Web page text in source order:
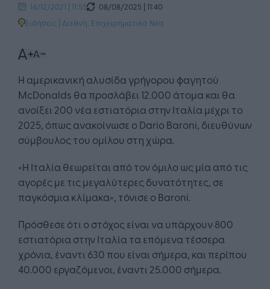
14/12/2021 | 11:55
08/08/2025 | 11:40
Ειδήσεις | Διεθνή Επιχειρηματικά Νέα
Η αμερικανική αλυσίδα γρήγορου φαγητού
McDonalds θα προσλάβει 12.000 άτομα και θα
ανοίξει 200 νέα εστιατόρια στην Ιταλία μέχρι το
2025, όπως ανακοίνωσε ο Dario Baroni, διευθύνων
σύμβουλος του ομίλου στη χώρα.
«Η Ιταλία θεωρείται από τον όμιλο ως μία από τις
αγορές με τις μεγαλύτερες δυνατότητες, σε
παγκόσμια κλίμακα», τόνισε ο Baroni.
Πρόσθεσε ότι ο στόχος είναι να υπάρχουν 800
εστιατόρια στην Ιταλία τα επόμενα τέσσερα
χρόνια, έναντι 630 που είναι σήμερα, και περίπου
40.000 εργαζόμενοι, έναντι 25.000 σήμερα.